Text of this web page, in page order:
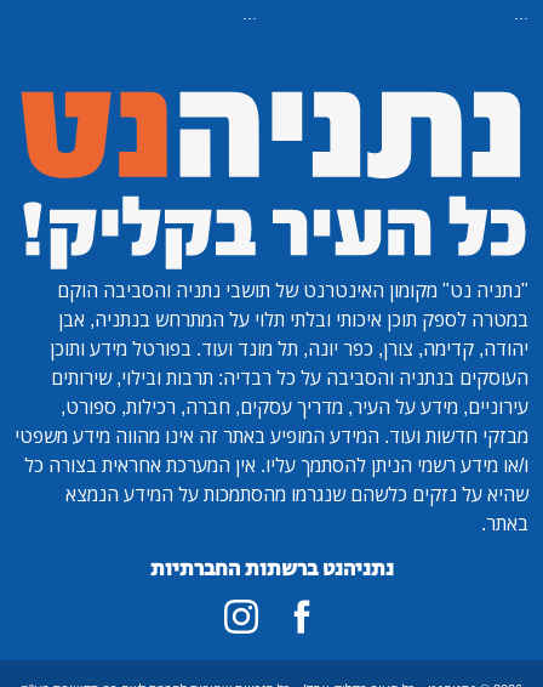
...
...
"נתניה נט" מקומון האינטרנט של תושבי נתניה והסביבה הוקם
במטרה לספק תוכן איכותי ובלתי תלוי על המתרחש בנתניה, אבן
יהודה, קדימה, צורן, כפר יונה, תל מונד ועוד. בפורטל מידע ותוכן
העוסקים בנתניה והסביבה על כל רבדיה: תרבות ובילוי, שירותים
עירוניים, מידע על העיר, מדריך עסקים, חברה, רכילות, ספורט,
מבזקי חדשות ועוד. המידע המופיע באתר זה אינו מהווה מידע משפטי
ו/או מידע רשמי הניתן להסתמך עליו. אין המערכת אחראית בצורה כל
שהיא על נזקים כלשהם שנגרמו מהסתמכות על המידע הנמצא
באתר.
נתניהנט ברשתות החברתיות